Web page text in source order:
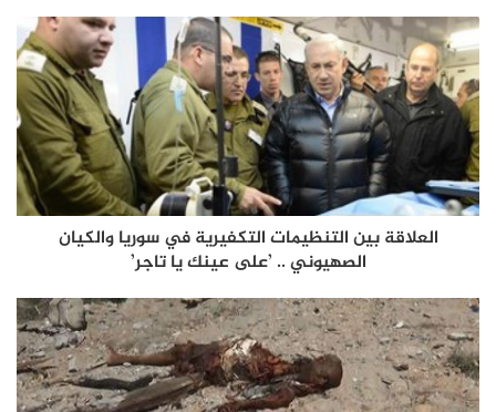
العلاقة بين التنظيمات التكفيرية في سوريا والكيان
الصهيوني .. ’على عينك يا تاجر’